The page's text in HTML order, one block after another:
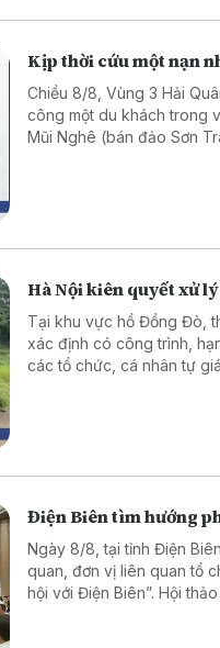
Kịp thời cứu một nạn
Chiều 8/8, Vùng 3 Hải
công một du khách trong
Mũi Nghê (bán đảo Sơn
Hà Nội kiên quyết xử
Tại khu vực hồ Đồng Đò,
xác định có công trình,
các tổ chức, cá nhân tự
Điện Biên tìm hướng
Ngày 8/8, tại tỉnh Điện
quan, đơn vị liên quan tổ
hội với Điện Biên”. Hội